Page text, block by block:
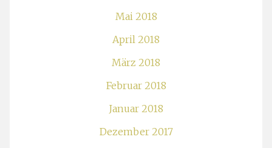
Mai 2018
April 2018
März 2018
Februar 2018
Januar 2018
Dezember 2017